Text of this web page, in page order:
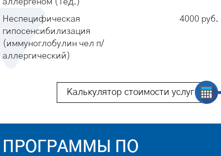
дерматолога, гастроэнтеролога, педиатра,
иммунолога и др.
(профильными, смежными), диагностический
блок, медикаментозное и физиолечение,
небулайзерную терапию.
аллергеном (1ед.)
Неспецифическая
гипосенсибилизация
(иммуноглобулин чел п/
аллергический)
4000 руб.
Калькулятор стоимости услуг
ПРОГРАММЫ ПО